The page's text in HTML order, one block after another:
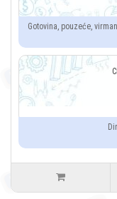
Gotovina, pouzeće,